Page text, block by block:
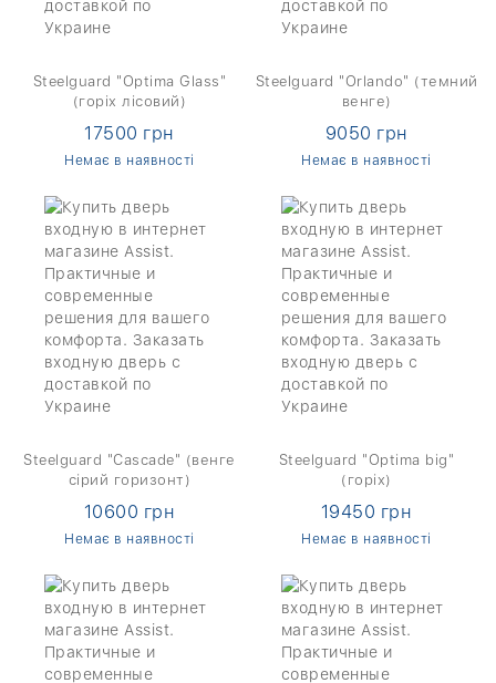
Steelguard "Optima Glass"
(горіх лісовий)
17500 грн
Немає в наявності
Steelguard "Orlando" (темний
венге)
9050 грн
Немає в наявності
Steelguard "Cascade" (венге
сірий горизонт)
10600 грн
Немає в наявності
Steelguard "Optima big"
(горіх)
19450 грн
Немає в наявності